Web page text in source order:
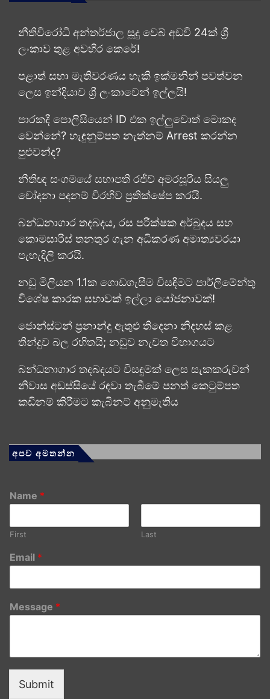
නීතිවිරෝධී අන්තර්ජාල සූදු වෙබ් අඩවි 24ක් ශ්‍රී
ලංකාව තුළ අවහිර කෙරේ!
පළාත් සභා මැතිවරණය හැකි ඉක්මනින් පවත්වන
ලෙස ඉන්දියාව ශ්‍රී ලංකාවෙන් ඉල්ලයි!
පාරකදී පොලිසියෙන් ID එක ඉල්ලුවොත් මොකද
වෙන්නේ? හැඳුනුම්පත නැත්නම් Arrest කරන්න
පුළුවන්ද?
නීතිඥ සංගමයේ සභාපති රජීව් අමරසූරිය සියලු
චෝදනා පදනම් විරහිව ප්‍රතික්ෂේප කරයි.
බන්ධනාගාර තදබදය, රස පරීක්ෂක අර්බුදය සහ
කොමසාරිස් තනතුර ගැන අධිකරණ අමාත්‍යවරයා
පැහැදිලි කරයි.
නඩු මිලියන 1.1ක ගොඩගැසීම විසඳීමට පාර්ලිමේන්තු
විශේෂ කාරක සභාවක් ඉල්ලා යෝජනාවක්!
ජොන්ස්ටන් ප්‍රනාන්දු ඇතුළු තිදෙනා නිදහස් කළ
තීන්දුව බල රහිතයි; නඩුව නැවත විභාගයට
බන්ධනාගාර තදබදයට විසඳුමක් ලෙස සැකකරුවන්
නිවාස අඩස්සියේ රඳවා තැබීමේ පනත් කෙටුම්පත
කඩිනම් කිරීමට කැබිනට් අනුමැතිය
අපව අමතන්න
Name *
First Last
Email *
Message *
Submit